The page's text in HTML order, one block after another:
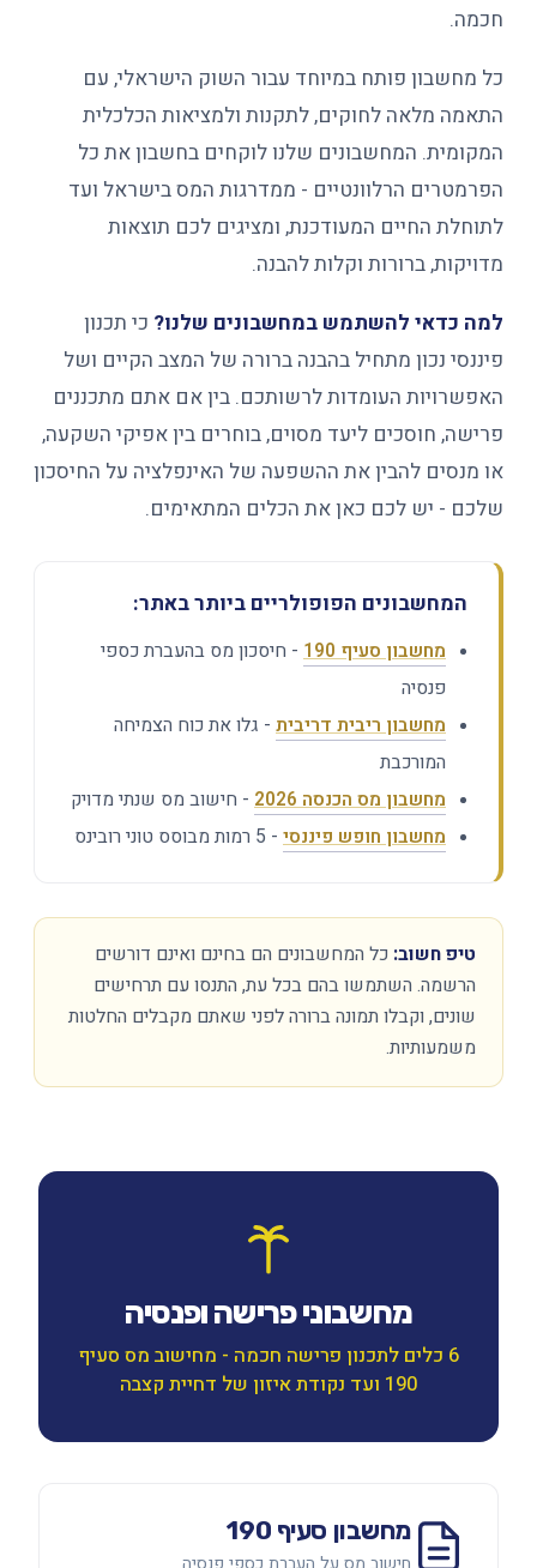
חכמה.
כל מחשבון פותח במיוחד עבור השוק הישראלי, עם
התאמה מלאה לחוקים, לתקנות ולמציאות הכלכלית
המקומית. המחשבונים שלנו לוקחים בחשבון את כל
הפרמטרים הרלוונטיים - ממדרגות המס בישראל ועד
לתוחלת החיים המעודכנת, ומציגים לכם תוצאות
מדויקות, ברורות וקלות להבנה.
למה כדאי להשתמש במחשבונים שלנו? כי תכנון
פיננסי נכון מתחיל בהבנה ברורה של המצב הקיים ושל
האפשרויות העומדות לרשותכם. בין אם אתם מתכננים
פרישה, חוסכים ליעד מסוים, בוחרים בין אפיקי השקעה,
או מנסים להבין את ההשפעה של האינפלציה על החיסכון
שלכם - יש לכם כאן את הכלים המתאימים.
המחשבונים הפופולריים ביותר באתר:
מחשבון סעיף 190
- חיסכון מס בהעברת כספי
פנסיה
מחשבון ריבית דריבית - גלו את כוח הצמיחה
המורכבת
מחשבון מס הכנסה 2026
- חישוב מס שנתי מדויק
מחשבון חופש פיננסי - 5 רמות מבוסס טוני רובינס
טיפ חשוב: כל המחשבונים הם בחינם ואינם דורשים
הרשמה. השתמשו בהם בכל עת, התנסו עם תרחישים
שונים, וקבלו תמונה ברורה לפני שאתם מקבלים החלטות
משמעותיות.
מחשבוני פרישה ופנסיה
6 כלים לתכנון פרישה חכמה - מחישוב מס סעיף
190 ועד נקודת איזון של דחיית קצבה
מחשבון סעיף 190